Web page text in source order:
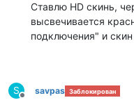
Ставлю HD скинь,
высвечивается
подключения" и скин
S
Не в сети
savpas Заблокирован